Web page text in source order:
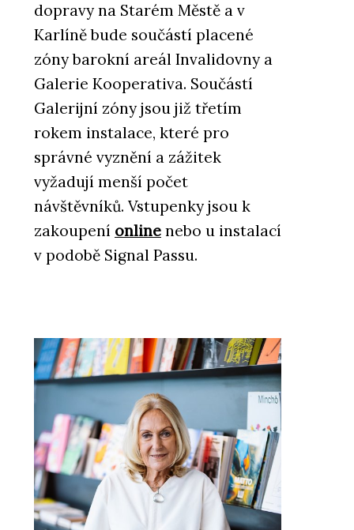
dopravy na Starém Městě a v
Karlíně bude součástí placené
zóny barokní areál Invalidovny a
Galerie Kooperativa. Součástí
Galerijní zóny jsou již třetím
rokem instalace, které pro
správné vyznění a zážitek
vyžadují menší počet
návštěvníků. Vstupenky jsou k
zakoupení online nebo u instalací
v podobě Signal Passu.